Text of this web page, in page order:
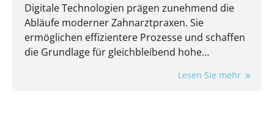
Digitale Technologien prägen zunehmend die
Abläufe moderner Zahnarztpraxen. Sie
ermöglichen effizientere Prozesse und schaffen
die Grundlage für gleichbleibend hohe
Zahnersatzlösungen. Von der Datenerfassung
Lesen Sie mehr